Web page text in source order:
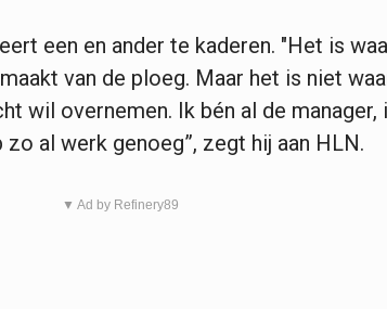
een en ander te kaderen. "Het is
van de ploeg. Maar het is niet
wil overnemen. Ik bén al de manager,
al werk genoeg”, zegt hij aan HLN.
▼ Ad by Refinery89